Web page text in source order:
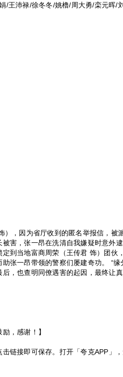
/王沛禄/徐冬冬/姚橹/周大勇/栾元晖/
），因为省厅收到的匿名举报信，被
害，张一昂在洗清自我嫌疑时意外
到当地富商周荣（王传君 饰）团伙
张一昂带领的警察们屡建奇功。 “缘
，也查明同僚遇害的起因，最终让真
，感谢！】
链接即可保存。打开「夸克APP」